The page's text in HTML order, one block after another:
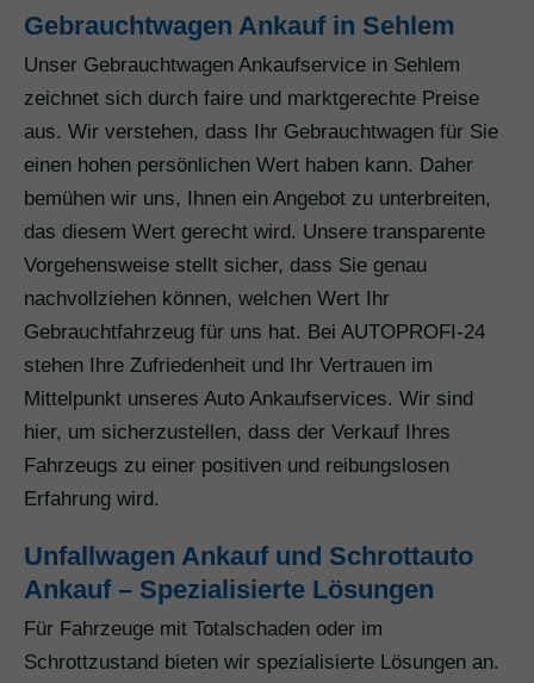
Gebrauchtwagen Ankauf in Sehlem
Unser Gebrauchtwagen Ankaufservice in Sehlem
zeichnet sich durch faire und marktgerechte Preise
aus. Wir verstehen, dass Ihr Gebrauchtwagen für Sie
einen hohen persönlichen Wert haben kann. Daher
bemühen wir uns, Ihnen ein Angebot zu unterbreiten,
das diesem Wert gerecht wird. Unsere transparente
Vorgehensweise stellt sicher, dass Sie genau
nachvollziehen können, welchen Wert Ihr
Gebrauchtfahrzeug für uns hat. Bei AUTOPROFI-24
stehen Ihre Zufriedenheit und Ihr Vertrauen im
Mittelpunkt unseres Auto Ankaufservices. Wir sind
hier, um sicherzustellen, dass der Verkauf Ihres
Fahrzeugs zu einer positiven und reibungslosen
Erfahrung wird.
Unfallwagen Ankauf und Schrottauto
Ankauf – Spezialisierte Lösungen
Für Fahrzeuge mit Totalschaden oder im
Schrottzustand bieten wir spezialisierte Lösungen an.